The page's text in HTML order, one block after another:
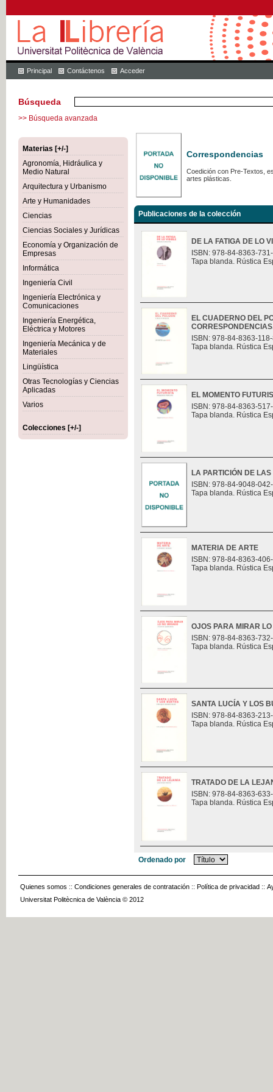
Principal Contáctenos Acceder
Búsqueda
>> Búsqueda avanzada
Materias [+/-]
Agronomía, Hidráulica y
Medio Natural
Arquitectura y Urbanismo
Arte y Humanidades
Ciencias
Ciencias Sociales y Jurídicas
Economía y Organización de
Empresas
Informática
Ingeniería Civil
Ingeniería Electrónica y
Comunicaciones
Ingeniería Energética,
Eléctrica y Motores
Ingeniería Mecánica y de
Materiales
Lingüística
Otras Tecnologías y Ciencias
Aplicadas
Varios
Colecciones [+/-]
Correspondencias
Coedición con Pre-Textos,
artes plásticas.
Publicaciones de la colección
DE LA FATIGA DE LO
ISBN: 978-84-8363-
Tapa blanda. Rústica
EL CUADERNO DEL
ISBN: 978-84-8363-
Tapa blanda. Rústica
EL MOMENTO
ISBN: 978-84-8363-
Tapa blanda. Rústica
LA PARTICIÓN DE
ISBN: 978-84-9048-
Tapa blanda. Rústica
MATERIA DE ARTE
ISBN: 978-84-8363-
Tapa blanda. Rústica
OJOS PARA MIRAR
ISBN: 978-84-8363-
Tapa blanda. Rústica
SANTA LUCÍA Y LOS
ISBN: 978-84-8363-
Tapa blanda. Rústica
TRATADO DE LA
ISBN: 978-84-8363-
Tapa blanda. Rústica
Ordenado por
Quienes somos :: Condiciones generales de contratación :: Política de privacidad ::
Universitat Politècnica de València © 2012